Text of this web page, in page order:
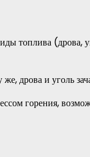
топлива (дрова,
дрова и уголь
горения,